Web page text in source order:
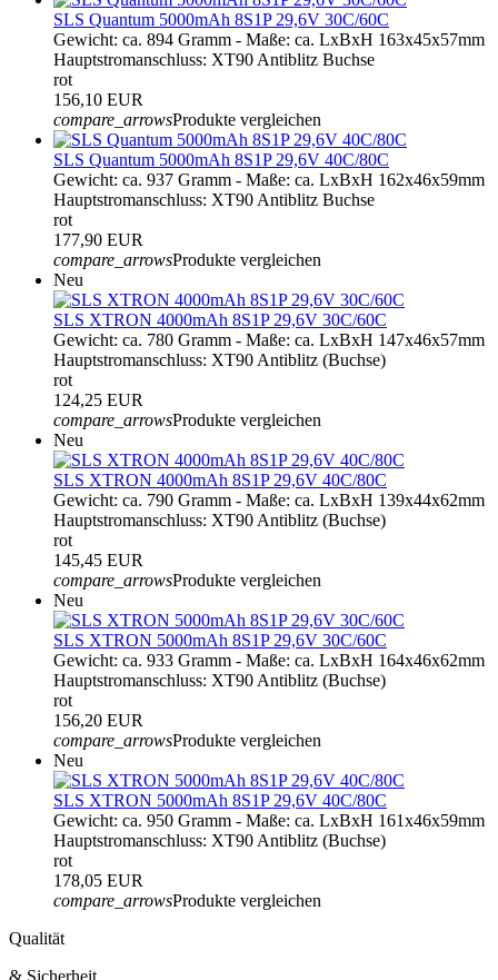
SLS Quantum 5000mAh 8S1P 29,6V 30C/60C
Gewicht: ca. 894 Gramm - Maße: ca. LxBxH 163x45x57mm
Hauptstromanschluss: XT90 Antiblitz Buchse
rot
156,10 EUR
compare_arrowsProdukte vergleichen
SLS Quantum 5000mAh 8S1P 29,6V 40C/80C
Gewicht: ca. 937 Gramm - Maße: ca. LxBxH 162x46x59mm
Hauptstromanschluss: XT90 Antiblitz Buchse
rot
177,90 EUR
compare_arrowsProdukte vergleichen
Neu
SLS XTRON 4000mAh 8S1P 29,6V 30C/60C
Gewicht: ca. 780 Gramm - Maße: ca. LxBxH 147x46x57mm
Hauptstromanschluss: XT90 Antiblitz (Buchse)
rot
124,25 EUR
compare_arrowsProdukte vergleichen
Neu
SLS XTRON 4000mAh 8S1P 29,6V 40C/80C
Gewicht: ca. 790 Gramm - Maße: ca. LxBxH 139x44x62mm
Hauptstromanschluss: XT90 Antiblitz (Buchse)
rot
145,45 EUR
compare_arrowsProdukte vergleichen
Neu
SLS XTRON 5000mAh 8S1P 29,6V 30C/60C
Gewicht: ca. 933 Gramm - Maße: ca. LxBxH 164x46x62mm
Hauptstromanschluss: XT90 Antiblitz (Buchse)
rot
156,20 EUR
compare_arrowsProdukte vergleichen
Neu
SLS XTRON 5000mAh 8S1P 29,6V 40C/80C
Gewicht: ca. 950 Gramm - Maße: ca. LxBxH 161x46x59mm
Hauptstromanschluss: XT90 Antiblitz (Buchse)
rot
178,05 EUR
compare_arrowsProdukte vergleichen
Qualität
& Sicherheit